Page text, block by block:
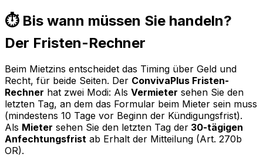
⏱️ Bis wann müssen Sie handeln?
Der Fristen-Rechner
Beim Mietzins entscheidet das Timing über Geld und
Recht, für beide Seiten. Der ConvivaPlus Fristen-
Rechner hat zwei Modi: Als Vermieter sehen Sie den
letzten Tag, an dem das Formular beim Mieter sein muss
(mindestens 10 Tage vor Beginn der Kündigungsfrist).
Als Mieter sehen Sie den letzten Tag der 30-tägigen
Anfechtungsfrist ab Erhalt der Mitteilung (Art. 270b
OR).